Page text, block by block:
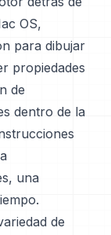
OS,
para dibujar
propiedades
de
dentro de la
una
de